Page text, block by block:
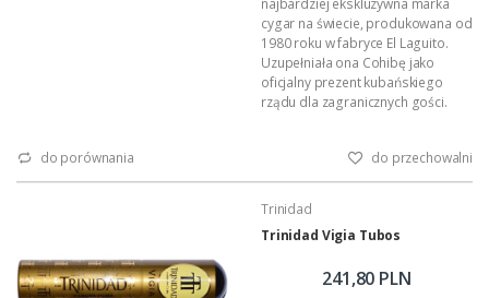
najbardziej ekskluzywna marka
cygar na świecie, produkowana od
1980 roku w fabryce El Laguito.
Uzupełniała ona Cohibę jako
oficjalny prezent kubańskiego
rządu dla zagranicznych gości.
wpisanego przez UNESCO na listę
światowego dziedzictwa
architektonicznego. Cygara
'Trinidad' to perfekcyjna jakość
wykonania 'totamente a mano,
wyłącznie z...
do porównania do przechowalni
Trinidad
Trinidad Vigia Tubos
241,80 PLN